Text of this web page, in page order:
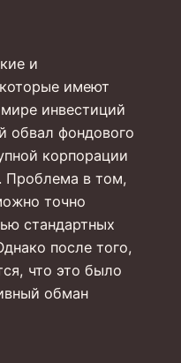
и
имеют
инвестиций
обвал фондового
корпорации
Проблема в том,
точно
стандартных
после того,
что это было
обман